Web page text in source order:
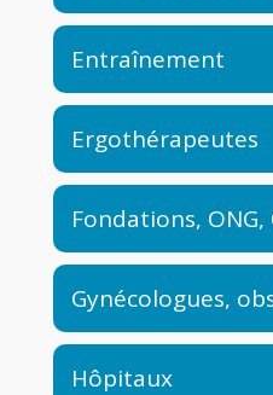
Entraînement
Ergothérapeutes
Fondations, ONG,
Gynécologues,
Hôpitaux